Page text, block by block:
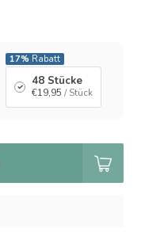
17% Rabatt
48 Stücke
€19,95 / Stück